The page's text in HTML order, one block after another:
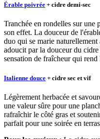
Érable poivrée + cidre demi-sec
Tranchée en rondelles sur une
son effet. La douceur de
duo qui se marie
adoucit par la douceur du
sensation de fraîcheur qui
Italienne douce + cidre sec et vif
Légèrement herbacée et
une valeur sûre pour une
rafraîchir le côté gras et
parfait pour une soirée en